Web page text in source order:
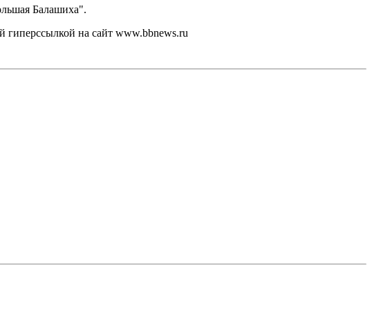
Балашиха".
гиперссылкой на сайт www.bbnews.ru